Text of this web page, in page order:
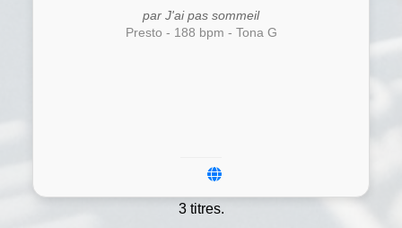
par J'ai pas sommeil
Presto - 188 bpm - Tona G
3 titres.